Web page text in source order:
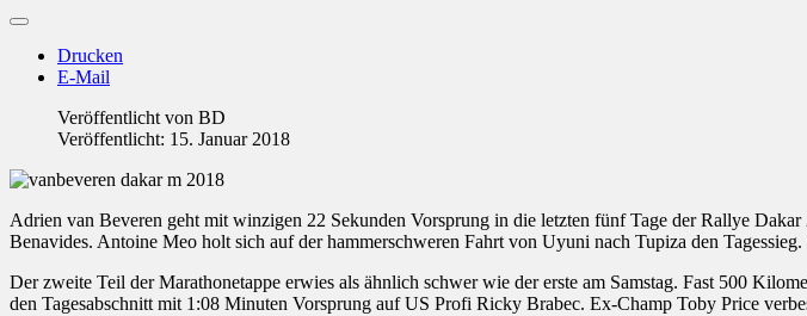
Drucken
E-Mail
Veröffentlicht von BD
Veröffentlicht: 15. Januar 2018
Adrien van Beveren geht mit winzigen 22 Sekunden Vorsprung in die letzten fünf Tage der Rallye
Benavides. Antoine Meo holt sich auf der hammerschweren Fahrt von Uyuni nach Tupiza den
Der zweite Teil der Marathonetappe erwies als ähnlich schwer wie der erste am Samstag. Fast 500
den Tagesabschnitt mit 1:08 Minuten Vorsprung auf US Profi Ricky Brabec. Ex-Champ Toby Price